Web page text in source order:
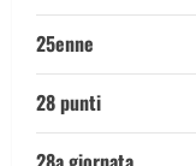
25enne
28 punti